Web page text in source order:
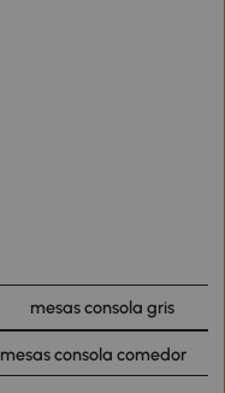
mesas consola gris
mesas consola comedor